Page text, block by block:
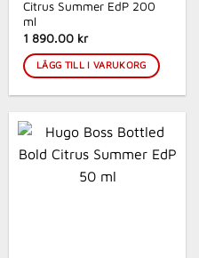
Citrus Summer EdP 200
ml
1 890.00 kr
LÄGG TILL I VARUKORG